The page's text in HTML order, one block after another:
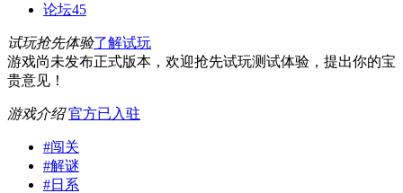
论坛45
试玩抢先体验了解试玩
游戏尚未发布正式版本，欢迎抢先试玩测试体验，提出你的宝
贵意见！
游戏介绍 官方已入驻
#闯关
#解谜
#日系